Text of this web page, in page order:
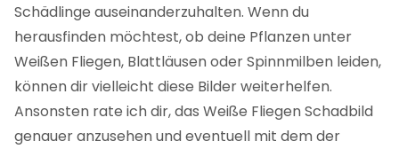
Schädlinge auseinanderzuhalten. Wenn du
herausfinden möchtest, ob deine Pflanzen unter
Weißen Fliegen, Blattläusen oder Spinnmilben leiden,
können dir vielleicht diese Bilder weiterhelfen.
Ansonsten rate ich dir, das Weiße Fliegen Schadbild
genauer anzusehen und eventuell mit dem der